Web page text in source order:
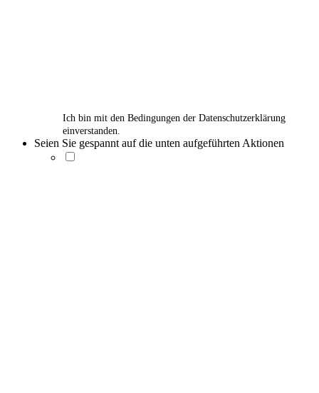
Ich bin mit den Bedingungen der Datenschutzerklärung
einverstanden.
Seien Sie gespannt auf die unten aufgeführten Aktionen